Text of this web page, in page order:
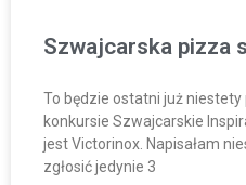
Szwajcarska pizza
To będzie ostatni już
konkursie Szwajcarskie
jest Victorinox. Napisałam
zgłosić jedynie 3